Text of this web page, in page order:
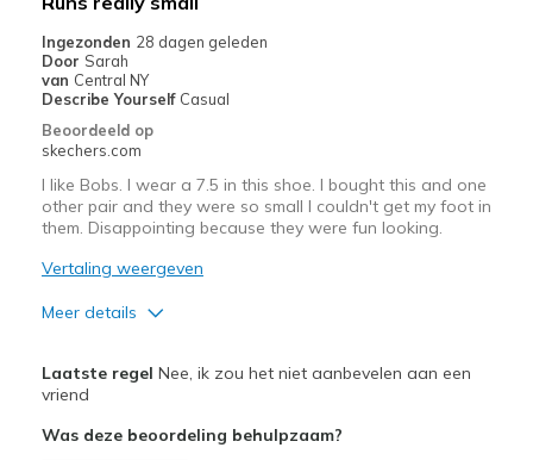
Ingezonden 28 dagen geleden
Door Sarah
van Central NY
Describe Yourself Casual
Beoordeeld op
skechers.com
I like Bobs. I wear a 7.5 in this shoe. I bought this and one
other pair and they were so small I couldn't get my foot in
them. Disappointing because they were fun looking.
Vertaling weergeven
Meer details
Attractive Design
Width
Feels too narrow
Laatste regel Nee, ik zou het niet aanbevelen aan een
vriend
Was deze beoordeling behulpzaam?